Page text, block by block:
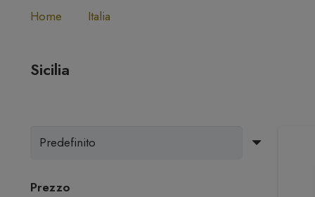
Home Italia
Sicilia
Prezzo